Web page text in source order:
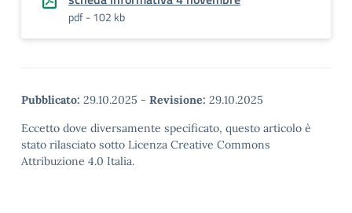
pdf - 102 kb
Pubblicato: 29.10.2025 - Revisione: 29.10.2025
Eccetto dove diversamente specificato, questo articolo è
stato rilasciato sotto Licenza Creative Commons
Attribuzione 4.0 Italia.